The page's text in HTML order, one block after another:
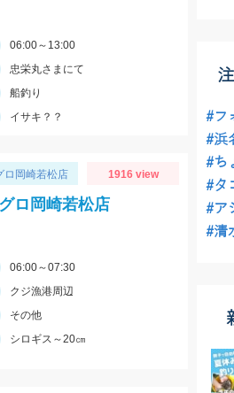
06:00～13:00
忠栄丸さまにて
船釣り
イサキ？？
ロ岡崎若松店 1916 view
ロ岡崎若松店
06:00～07:30
クジ漁港周辺
その他
シロギス～20㎝
#フ
#浜
#ち
#タ
#ア
#清